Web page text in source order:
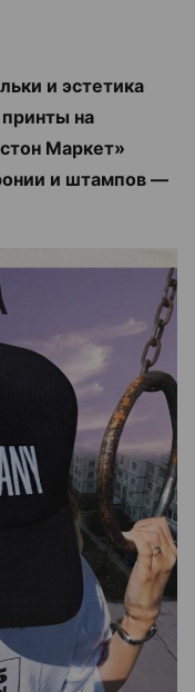
и эстетика
на
Маркет»
и штампов —